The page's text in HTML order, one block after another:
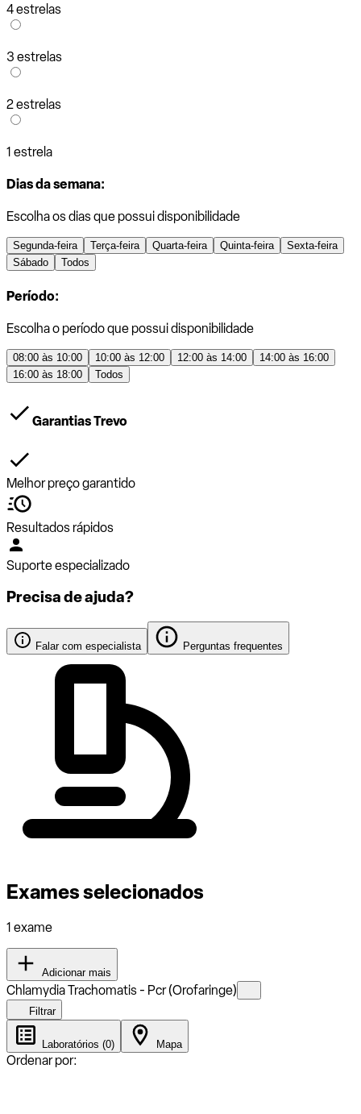
4 estrelas
3 estrelas
2 estrelas
1 estrela
Dias da semana:
Escolha os dias que possui disponibilidade
Segunda-feira Terça-feira Quarta-feira Quinta-feira
Sexta-feira
Sábado
Todos
Período:
Escolha o período que possui disponibilidade
08:00 às 10:00 10:00 às 12:00 12:00 às 14:00
14:00 às 16:00
16:00 às 18:00
Todos
Garantias Trevo
Melhor preço garantido
Resultados rápidos
Suporte especializado
Precisa de ajuda?
Falar com especialista Perguntas frequentes
Exames selecionados
1 exame
Adicionar mais
Chlamydia Trachomatis - Pcr (Orofaringe)
Filtrar
Laboratórios (0) Mapa
Ordenar por: